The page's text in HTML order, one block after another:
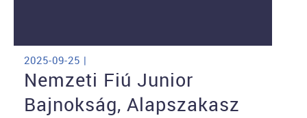
2025-09-25 |
Nemzeti Fiú Junior
Bajnokság, Alapszakasz